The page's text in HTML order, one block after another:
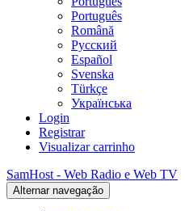
Português
Română
Русский
Español
Svenska
Türkçe
Українська
Login
Registrar
Visualizar carrinho
SamHost - Web Radio e Web TV
Alternar navegação